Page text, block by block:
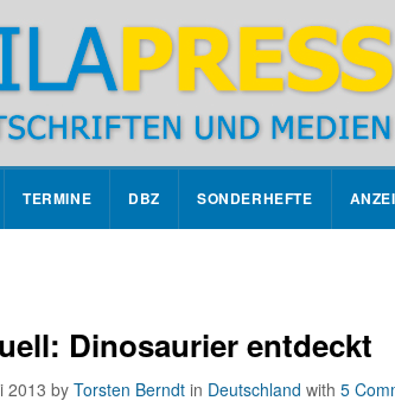
TERMINE DBZ SONDERHEFTE
Dinosaurier entdeckt
2013 by Torsten Berndt in Deutschland with 5